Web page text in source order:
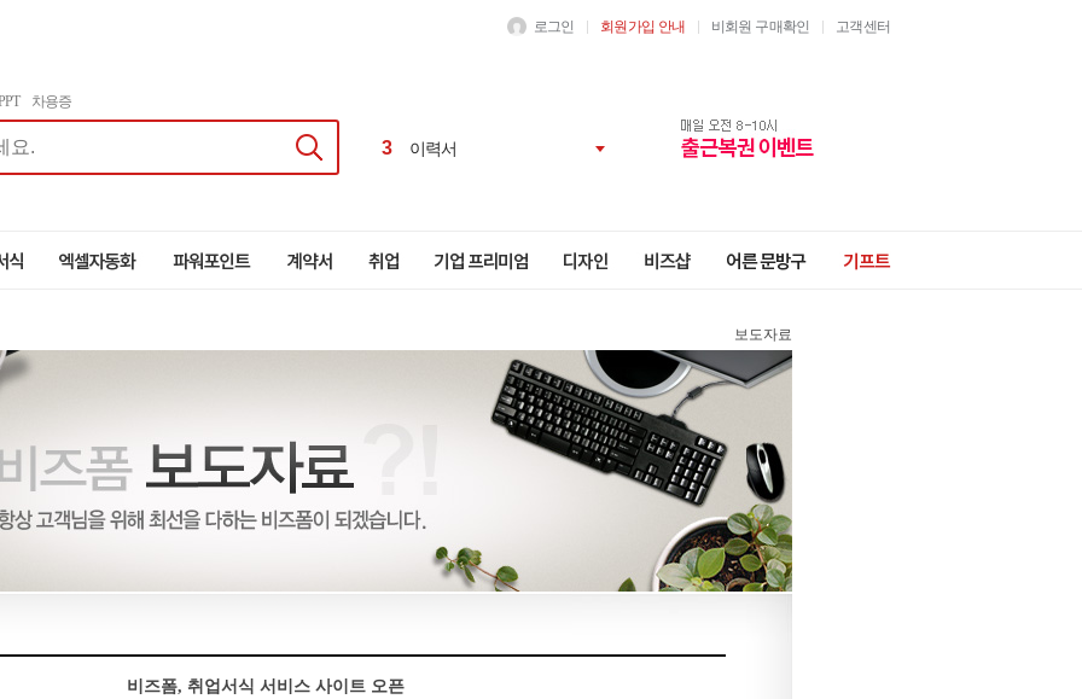
로그인 회원가입 안내 비회원 구매확인 고객센터
차용증
3 이력서
1 달력
보도자료
비즈폼, 취업서식 서비스 사이트 오픈